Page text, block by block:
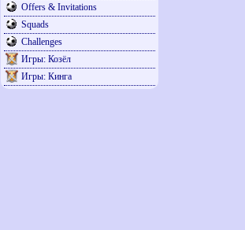
Offers & Invitations
Squads
Challenges
Игры: Козёл
Игры: Кинга